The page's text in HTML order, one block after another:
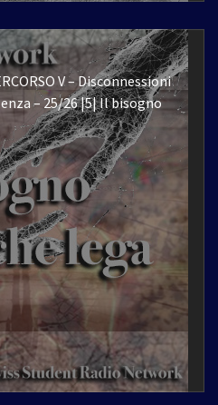
V – Disconnessioni
– 25/26 |5| Il bisogno